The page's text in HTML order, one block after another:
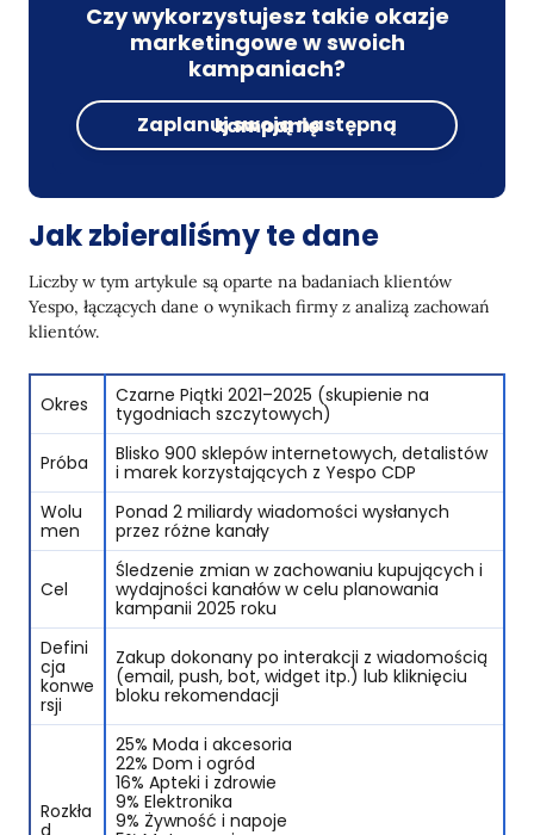
Czy wykorzystujesz takie okazje
marketingowe w swoich
kampaniach?
Zaplanuj swoją następną kampanię
Jak zbieraliśmy te dane
Liczby w tym artykule są oparte na badaniach klientów
Yespo, łączących dane o wynikach firmy z analizą zachowań
klientów.
Okres
Czarne Piątki 2021–2025 (skupienie na
tygodniach szczytowych)
Próba
Blisko 900 sklepów internetowych, detalistów
i marek korzystających z Yespo CDP
Wolu
men
Ponad 2 miliardy wiadomości wysłanych
przez różne kanały
Cel
Śledzenie zmian w zachowaniu kupujących i
wydajności kanałów w celu planowania
kampanii 2025 roku
Defini
cja
konwe
rsji
Zakup dokonany po interakcji z wiadomością
(email, push, bot, widget itp.) lub kliknięciu
bloku rekomendacji
Rozkła
25% Moda i akcesoria
22% Dom i ogród
16% Apteki i zdrowie
9% Elektronika
9% Żywność i napoje